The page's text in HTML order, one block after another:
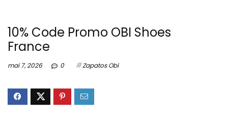
10% Code Promo OBI Shoes
France
mai 7, 2026 0 Zapatos Obi